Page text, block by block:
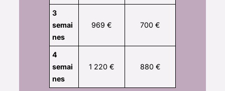
3
semai
nes
969 € 700 €
4
semai
nes
1 220 € 880 €